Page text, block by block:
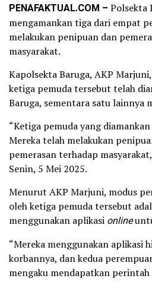
PENAFAKTUAL.COM – Polsekta
mengamankan tiga dari empat
melakukan penipuan dan
masyarakat.
Kapolsekta Baruga, AKP
ketiga pemuda tersebut telah
Baruga, sementara satu lainnya
“Ketiga pemuda yang
Mereka telah melakukan
pemerasan terhadap
Senin, 5 Mei 2025.
Menurut AKP Marjuni, modus
oleh ketiga pemuda tersebut
menggunakan aplikasi online
“Mereka menggunakan aplikasi
korbannya, dan kedua
mengaku mendapatkan perintah